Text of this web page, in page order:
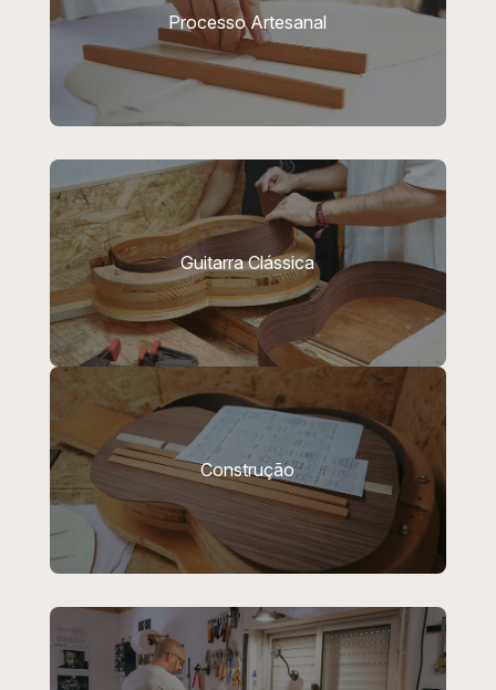
Processo Artesanal
Guitarra Clássica
Construção